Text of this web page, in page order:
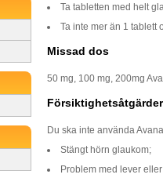
Ta tabletten med helt
Ta inte mer än 1 tablett
Missad dos
50 mg, 100 mg, 200mg
Försiktighetsåtgärder
Du ska inte använda
Stängt hörn glaukom;
Problem med lever